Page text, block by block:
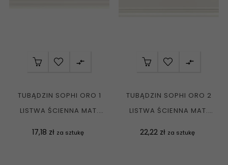

TUBĄDZIN SOPHI ORO 1
LISTWA ŚCIENNA MAT.
Cena
17,18 zł za sztukę

TUBĄDZIN SOPHI ORO 2
LISTWA ŚCIENNA MAT.
Cena
22,22 zł za sztukę